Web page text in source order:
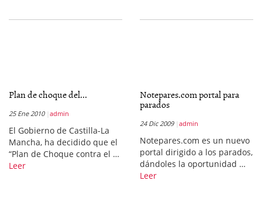
Plan de choque del...
25 Ene 2010 admin
El Gobierno de Castilla-La
Mancha, ha decidido que el
“Plan de Choque contra el …
Leer
Notepares.com portal para
parados
24 Dic 2009 admin
Notepares.com es un nuevo
portal dirigido a los parados,
dándoles la oportunidad …
Leer